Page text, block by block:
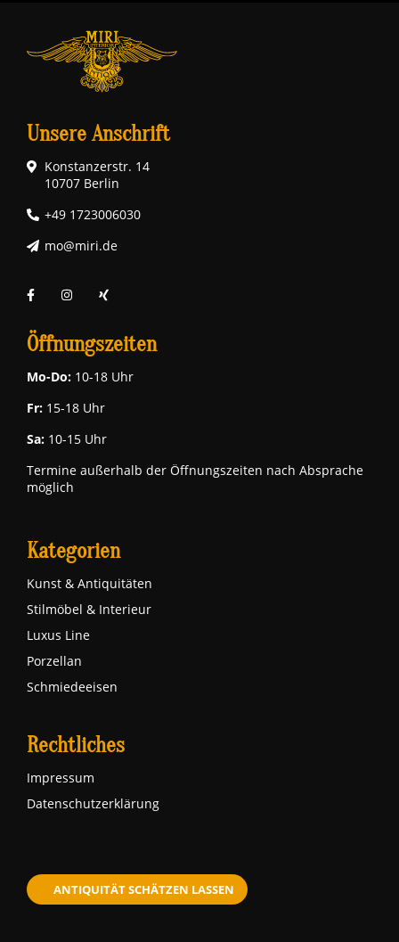
Unsere Anschrift
Konstanzerstr. 14
10707 Berlin
+49 1723006030
mo@miri.de
Öffnungszeiten
Mo-Do: 10-18 Uhr
Fr: 15-18 Uhr
Sa: 10-15 Uhr
Termine außerhalb der Öffnungszeiten nach Absprache
möglich
Kategorien
Kunst & Antiquitäten
Stilmöbel & Interieur
Luxus Line
Porzellan
Schmiedeeisen
Rechtliches
Impressum
Datenschutzerklärung
ANTIQUITÄT SCHÄTZEN LASSEN